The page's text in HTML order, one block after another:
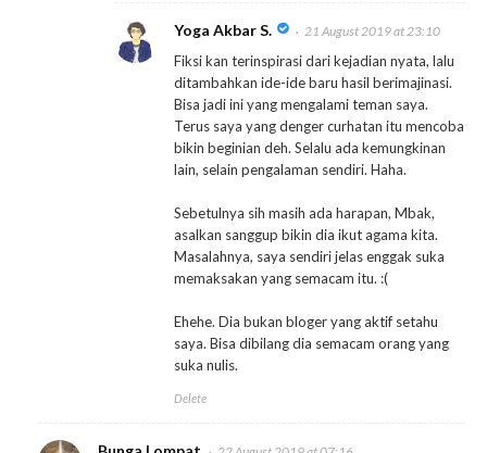
Yoga Akbar S. 21 August 2019 at 23:10
Fiksi kan terinspirasi dari kejadian nyata, lalu
ditambahkan ide-ide baru hasil berimajinasi.
Bisa jadi ini yang mengalami teman saya.
Terus saya yang denger curhatan itu mencoba
bikin beginian deh. Selalu ada kemungkinan
lain, selain pengalaman sendiri. Haha.
Sebetulnya sih masih ada harapan, Mbak,
asalkan sanggup bikin dia ikut agama kita.
Masalahnya, saya sendiri jelas enggak suka
memaksakan yang semacam itu. :(
Ehehe. Dia bukan bloger yang aktif setahu
saya. Bisa dibilang dia semacam orang yang
suka nulis.
Delete